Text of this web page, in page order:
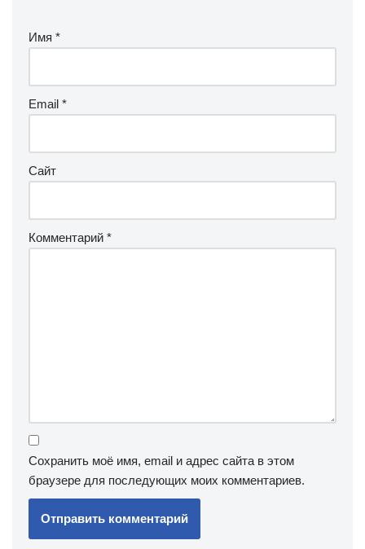
Имя *
Email *
Сайт
Комментарий *
Сохранить моё имя, email и адрес сайта в этом
браузере для последующих моих комментариев.